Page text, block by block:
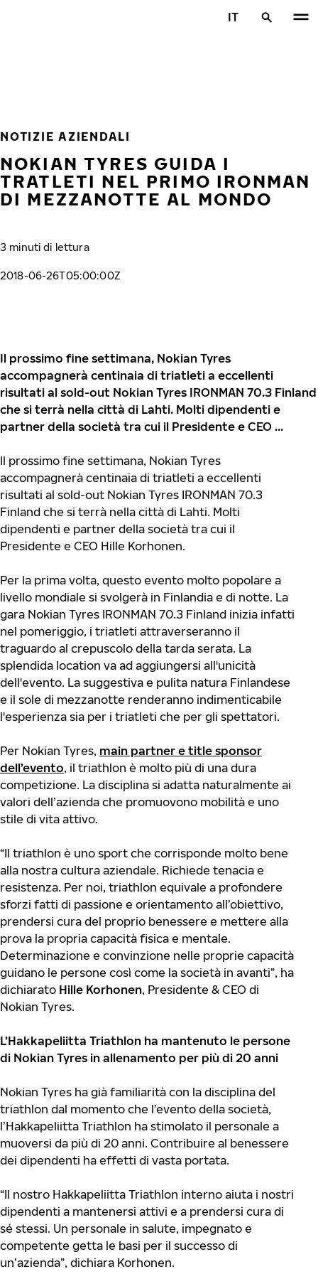
IT
NOTIZIE AZIENDALI
NOKIAN TYRES GUIDA I
TRATLETI NEL PRIMO IRONMAN
DI MEZZANOTTE AL MONDO
3 minuti di lettura
2018-06-26T05:00:00Z
Il prossimo fine settimana, Nokian Tyres
accompagnerà centinaia di triatleti a eccellenti
risultati al sold-out Nokian Tyres IRONMAN 70.3 Finland
che si terrà nella città di Lahti. Molti dipendenti e
partner della società tra cui il Presidente e CEO ...
Il prossimo fine settimana, Nokian Tyres
accompagnerà centinaia di triatleti a eccellenti
risultati al sold-out Nokian Tyres IRONMAN 70.3
Finland che si terrà nella città di Lahti. Molti
dipendenti e partner della società tra cui il
Presidente e CEO Hille Korhonen.
Per la prima volta, questo evento molto popolare a
livello mondiale si svolgerà in Finlandia e di notte. La
gara Nokian Tyres IRONMAN 70.3 Finland inizia infatti
nel pomeriggio, i triatleti attraverseranno il
traguardo al crepuscolo della tarda serata. La
splendida location va ad aggiungersi all'unicità
dell'evento. La suggestiva e pulita natura Finlandese
e il sole di mezzanotte renderanno indimenticabile
l'esperienza sia per i triatleti che per gli spettatori.
Per Nokian Tyres, main partner e title sponsor
dell’evento, il triathlon è molto più di una dura
competizione. La disciplina si adatta naturalmente ai
valori dell’azienda che promuovono mobilità e uno
stile di vita attivo.
“Il triathlon è uno sport che corrisponde molto bene
alla nostra cultura aziendale. Richiede tenacia e
resistenza. Per noi, triathlon equivale a profondere
sforzi fatti di passione e orientamento all’obiettivo,
prendersi cura del proprio benessere e mettere alla
prova la propria capacità fisica e mentale.
Determinazione e convinzione nelle proprie capacità
guidano le persone così come la società in avanti”, ha
dichiarato Hille Korhonen, Presidente & CEO di
Nokian Tyres.
L’Hakkapeliitta Triathlon ha mantenuto le persone
di Nokian Tyres in allenamento per più di 20 anni
Nokian Tyres ha già familiarità con la disciplina del
triathlon dal momento che l’evento della società,
l’Hakkapeliitta Triathlon ha stimolato il personale a
muoversi da più di 20 anni. Contribuire al benessere
dei dipendenti ha effetti di vasta portata.
“Il nostro Hakkapeliitta Triathlon interno aiuta i nostri
dipendenti a mantenersi attivi e a prendersi cura di
sé stessi. Un personale in salute, impegnato e
competente getta le basi per il successo di
un’azienda”, dichiara Korhonen.